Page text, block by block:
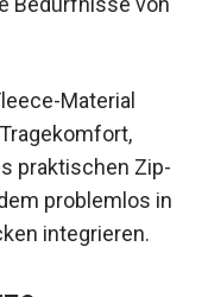
praktischen
Trollkids-